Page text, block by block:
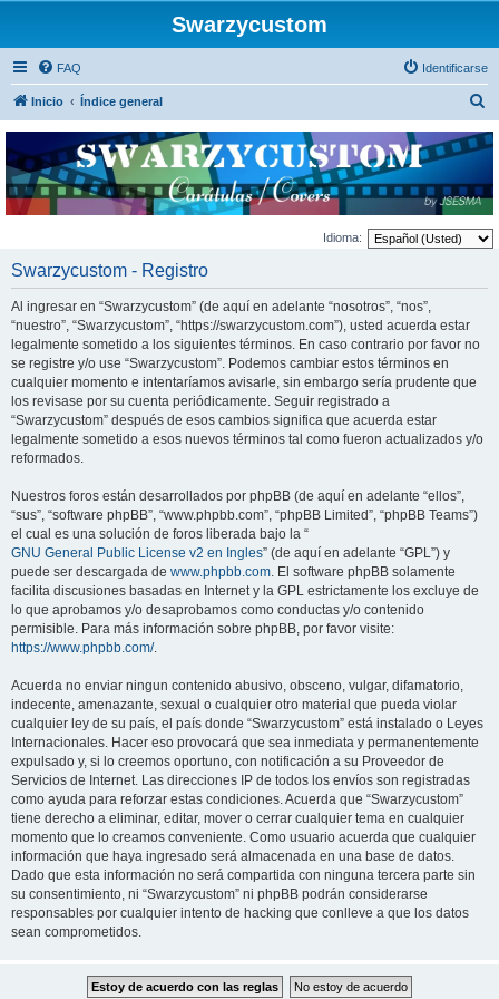
Swarzycustom
FAQ Identificarse
Inicio Índice general
c
r
Idioma:
Swarzycustom - Registro
Al ingresar en “Swarzycustom” (de aquí en adelante “nosotros”, “nos”,
“nuestro”, “Swarzycustom”, “https://swarzycustom.com”), usted acuerda estar
legalmente sometido a los siguientes términos. En caso contrario por favor no
se registre y/o use “Swarzycustom”. Podemos cambiar estos términos en
cualquier momento e intentaríamos avisarle, sin embargo sería prudente que
los revisase por su cuenta periódicamente. Seguir registrado a
“Swarzycustom” después de esos cambios significa que acuerda estar
legalmente sometido a esos nuevos términos tal como fueron actualizados y/o
reformados.
Nuestros foros están desarrollados por phpBB (de aquí en adelante “ellos”,
“sus”, “software phpBB”, “www.phpbb.com”, “phpBB Limited”, “phpBB Teams”)
el cual es una solución de foros liberada bajo la “
GNU General Public License v2 en Ingles” (de aquí en adelante “GPL”) y
puede ser descargada de www.phpbb.com. El software phpBB solamente
facilita discusiones basadas en Internet y la GPL estrictamente los excluye de
lo que aprobamos y/o desaprobamos como conductas y/o contenido
permisible. Para más información sobre phpBB, por favor visite:
https://www.phpbb.com/.
Acuerda no enviar ningun contenido abusivo, obsceno, vulgar, difamatorio,
indecente, amenazante, sexual o cualquier otro material que pueda violar
cualquier ley de su país, el país donde “Swarzycustom” está instalado o Leyes
Internacionales. Hacer eso provocará que sea inmediata y permanentemente
expulsado y, si lo creemos oportuno, con notificación a su Proveedor de
Servicios de Internet. Las direcciones IP de todos los envíos son registradas
como ayuda para reforzar estas condiciones. Acuerda que “Swarzycustom”
tiene derecho a eliminar, editar, mover o cerrar cualquier tema en cualquier
momento que lo creamos conveniente. Como usuario acuerda que cualquier
información que haya ingresado será almacenada en una base de datos.
Dado que esta información no será compartida con ninguna tercera parte sin
su consentimiento, ni “Swarzycustom” ni phpBB podrán considerarse
responsables por cualquier intento de hacking que conlleve a que los datos
sean comprometidos.